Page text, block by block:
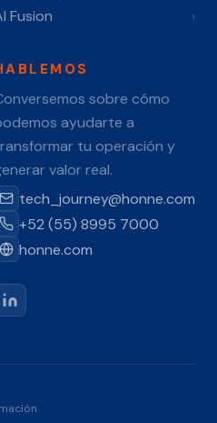
Fusion
›
sobre cómo
ayudarte a
tu operación y
valor real.
tech_journey@honne.com
+52 (55) 8995 7000
honne.com